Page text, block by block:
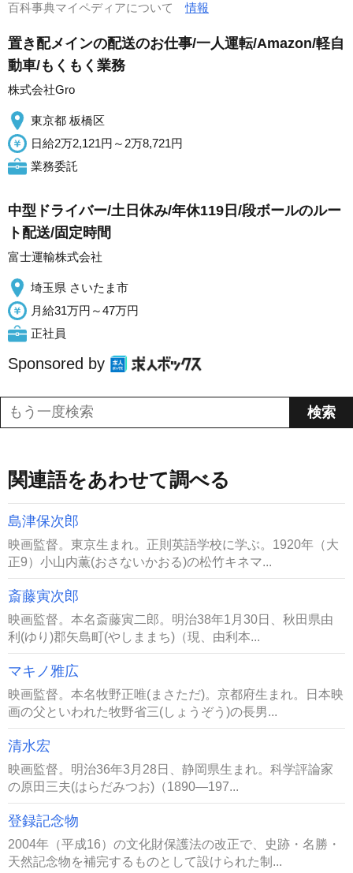
百科事典マイペディアについて情報
置き配メインの配送のお仕事/一人運転/Amazon/軽自
動車/もくもく業務
株式会社Gro
東京都 板橋区
日給2万2,121円～2万8,721円
業務委託
中型ドライバー/土日休み/年休119日/段ボールのルー
ト配送/固定時間
富士運輸株式会社
埼玉県 さいたま市
月給31万円～47万円
正社員
Sponsored by
関連語をあわせて調べる
島津保次郎
映画監督。東京生まれ。正則英語学校に学ぶ。1920年（大
正9）小山内薫(おさないかおる)の松竹キネマ...
斎藤寅次郎
映画監督。本名斎藤寅二郎。明治38年1月30日、秋田県由
利(ゆり)郡矢島町(やしままち)（現、由利本...
マキノ雅広
映画監督。本名牧野正唯(まさただ)。京都府生まれ。日本映
画の父といわれた牧野省三(しょうぞう)の長男...
清水宏
映画監督。明治36年3月28日、静岡県生まれ。科学評論家
の原田三夫(はらだみつお)（1890―197...
登録記念物
2004年（平成16）の文化財保護法の改正で、史跡・名勝・
天然記念物を補完するものとして設けられた制...